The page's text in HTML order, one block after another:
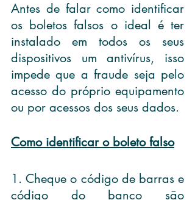
Antes de falar como identificar
os boletos falsos o ideal é ter
instalado em todos os seus
dispositivos um antivírus, isso
impede que a fraude seja pelo
acesso do próprio equipamento
ou por acessos dos seus dados.
Como identificar o boleto falso
1. Cheque o código de barras e
código do banco são